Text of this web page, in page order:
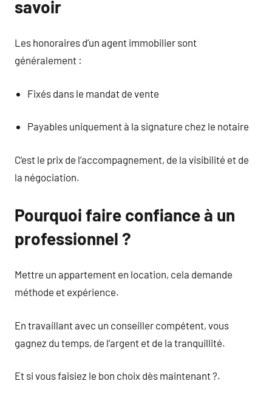
savoir
Les honoraires d’un agent immobilier sont
généralement :
Fixés dans le mandat de vente
Payables uniquement à la signature chez le notaire
C’est le prix de l’accompagnement, de la visibilité et de
la négociation.
Pourquoi faire confiance à un
professionnel ?
Mettre un appartement en location, cela demande
méthode et expérience.
En travaillant avec un conseiller compétent, vous
gagnez du temps, de l’argent et de la tranquillité.
Et si vous faisiez le bon choix dès maintenant ?.